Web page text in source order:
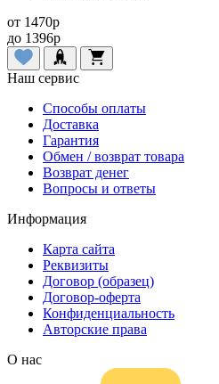
от 1470p
до 1396p
Наш сервис
Способы оплаты
Доставка
Гарантия
Обмен / возврат товара
Возврат денег
Вопросы и ответы
Информация
Карта сайта
Реквизиты
Договор (образец)
Договор-оферта
Конфиденциальность
Авторские права
О нас